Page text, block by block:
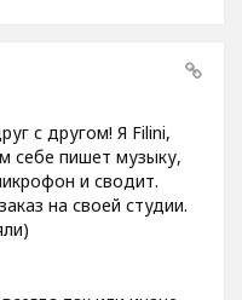
с другом! Я Filini,
себе пишет музыку,
и сводит.
на своей студии.